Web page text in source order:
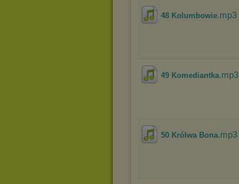
48 Kolumbowie.mp3
49 Komediantka.mp3
50 Królwa Bona.mp3